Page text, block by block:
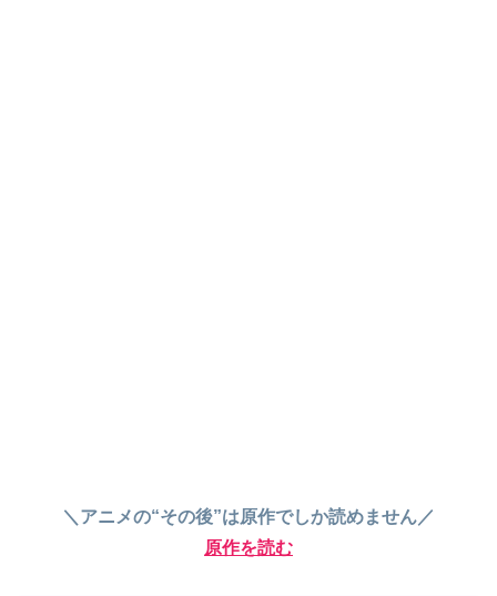
＼アニメの“その後”は原作でしか読めません／
原作を読む